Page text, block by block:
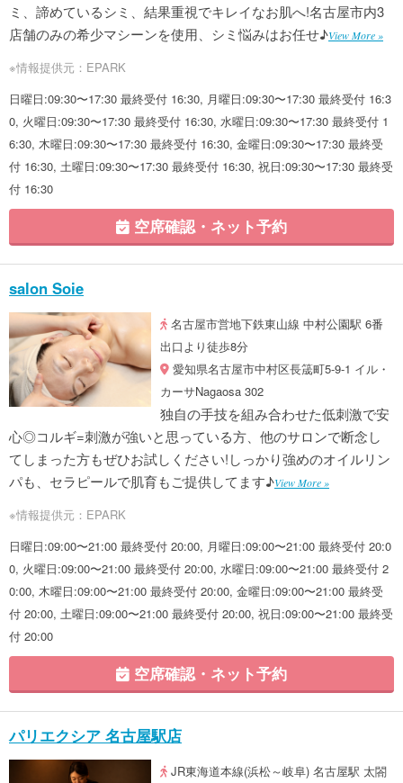
ミ、諦めているシミ、結果重視でキレイなお肌へ!名古屋市内3
店舗のみの希少マシーンを使用、シミ悩みはお任せ♪View More »
※情報提供元：EPARK
日曜日:09:30〜17:30 最終受付 16:30, 月曜日:09:30〜17:30 最終受付 16:3
0, 火曜日:09:30〜17:30 最終受付 16:30, 水曜日:09:30〜17:30 最終受付 1
6:30, 木曜日:09:30〜17:30 最終受付 16:30, 金曜日:09:30〜17:30 最終受
付 16:30, 土曜日:09:30〜17:30 最終受付 16:30, 祝日:09:30〜17:30 最終受
付 16:30
空席確認・ネット予約
salon Soie
名古屋市営地下鉄東山線 中村公園駅 6番
出口より徒歩8分
愛知県名古屋市中村区長筬町5-9-1 イル・
カーサNagaosa 302
独自の手技を組み合わせた低刺激で安
心◎コルギ=刺激が強いと思っている方、他のサロンで断念し
てしまった方もぜひお試しください!しっかり強めのオイルリン
パも、セラピールで肌育もご提供してます♪View More »
※情報提供元：EPARK
日曜日:09:00〜21:00 最終受付 20:00, 月曜日:09:00〜21:00 最終受付 20:0
0, 火曜日:09:00〜21:00 最終受付 20:00, 水曜日:09:00〜21:00 最終受付 2
0:00, 木曜日:09:00〜21:00 最終受付 20:00, 金曜日:09:00〜21:00 最終受
付 20:00, 土曜日:09:00〜21:00 最終受付 20:00, 祝日:09:00〜21:00 最終受
付 20:00
空席確認・ネット予約
パリエクシア 名古屋駅店
JR東海道本線(浜松～岐阜) 名古屋駅 太閤